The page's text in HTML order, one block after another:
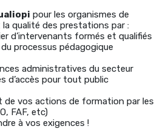
pour les organismes de
qualité des prestations par :
d’intervenants formés et qualifiés
processus pédagogique
administratives du secteur
d’accès pour tout public
de vos actions de formation par les
FAF, etc)
à vos exigences !